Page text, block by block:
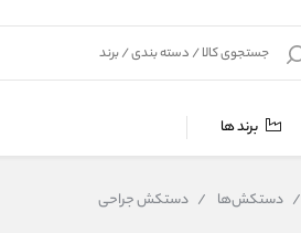
برند ها
/ دستکش‌ها / دستکش جراحی